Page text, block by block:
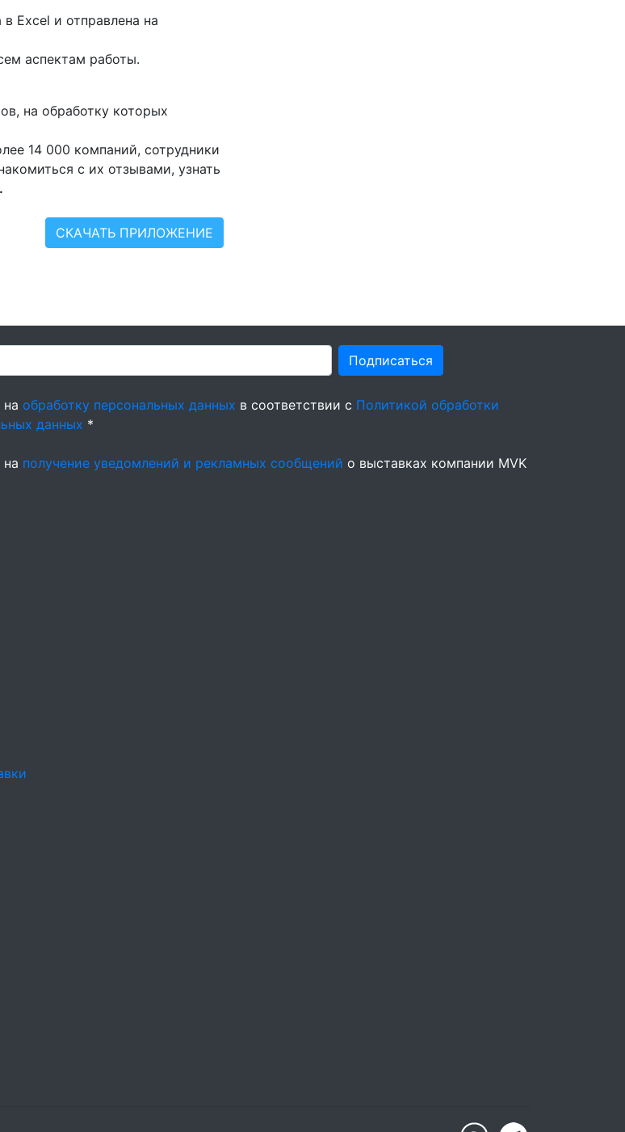
Excel и отправлена на
аспектам работы.
на обработку которых
14 000 компаний, сотрудники
с их отзывами, узнать
.
СКАЧАТЬ ПРИЛОЖЕНИЕ
Подписаться
на обработку персональных данных в соответствии с Политикой обработки
данных *
на получение уведомлений и рекламных сообщений о выставках компании MVK